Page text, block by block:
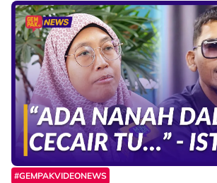
#GEMPAKVIDEONEWS